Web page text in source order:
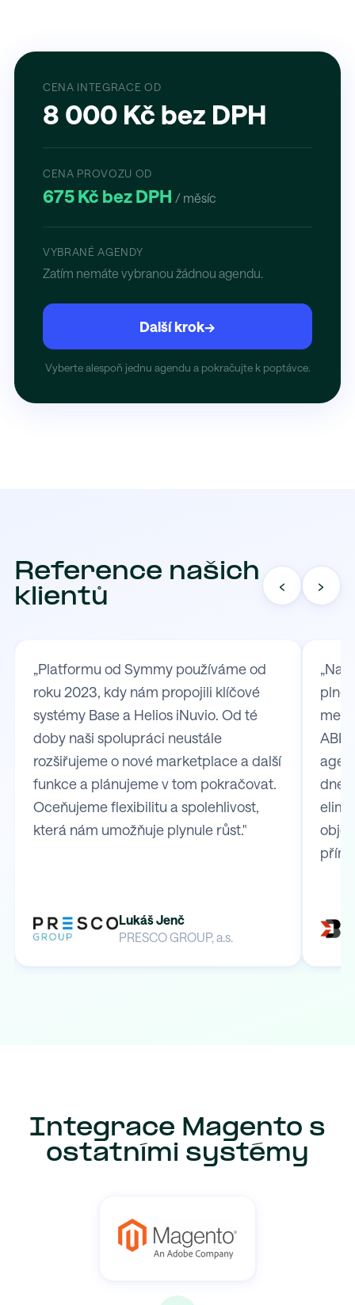
CENA INTEGRACE OD
8 000 Kč bez DPH
CENA PROVOZU OD
675 Kč bez DPH / měsíc
VYBRANÉ AGENDY
Zatím nemáte vybranou žádnou agendu.
Další krok→
Vyberte alespoň jednu agendu a pokračujte k poptávce.
Reference našich
klientů
‹ ›
„Platformu od Symmy používáme od
roku 2023, kdy nám propojili klíčové
systémy Base a Helios iNuvio. Od té
doby naši spolupráci neustále
rozšiřujeme o nové marketplace a další
funkce a plánujeme v tom pokračovat.
Oceňujeme flexibilitu a spolehlivost,
která nám umožňuje plynule růst."
Lukáš Jenč
PRESCO GROUP, a.s.
„Na
plně
mezi
dnes
Integrace Magento s
ostatními systémy